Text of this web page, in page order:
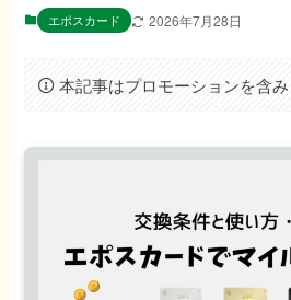
エポスカード 2026年7月28日
本記事はプロモーションを含